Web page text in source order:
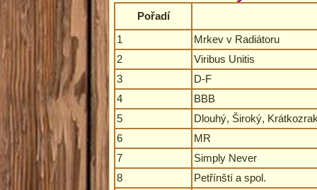
Pořadí
1
Mrkev v Radiátoru
2
Viribus Unitis
3
D-F
4
BBB
5
Dlouhý, Široký,
6
MR
7
Simply Never
8
Petřínští a spol.